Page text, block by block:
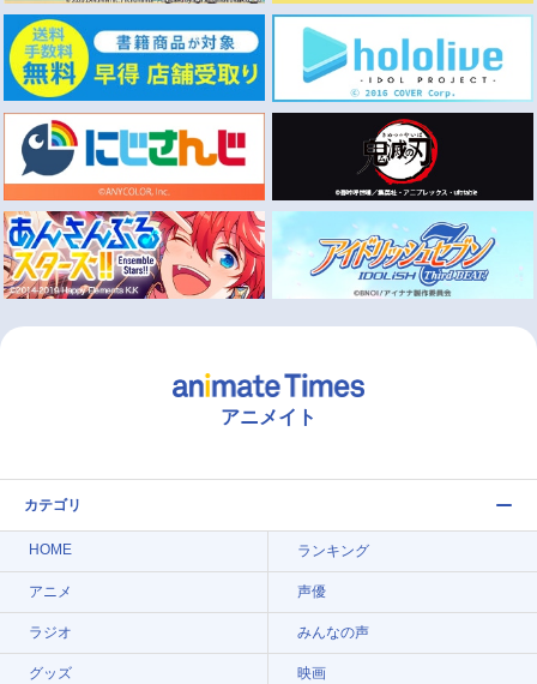
アニメイト
カテゴリ
HOME ランキング
アニメ 声優
ラジオ みんなの声
グッズ 映画